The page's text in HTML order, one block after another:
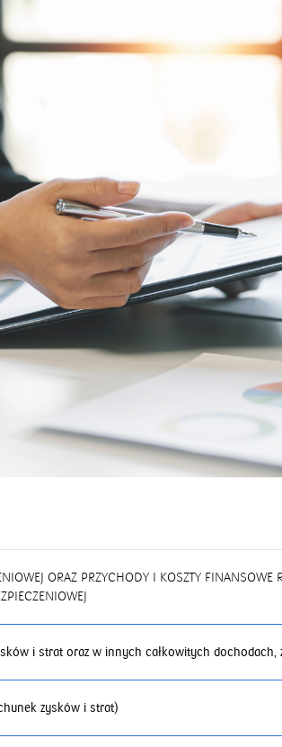
ORAZ PRZYCHODY I KOSZTY
i strat oraz w innych całkowitych dochodach,
zysków i strat)